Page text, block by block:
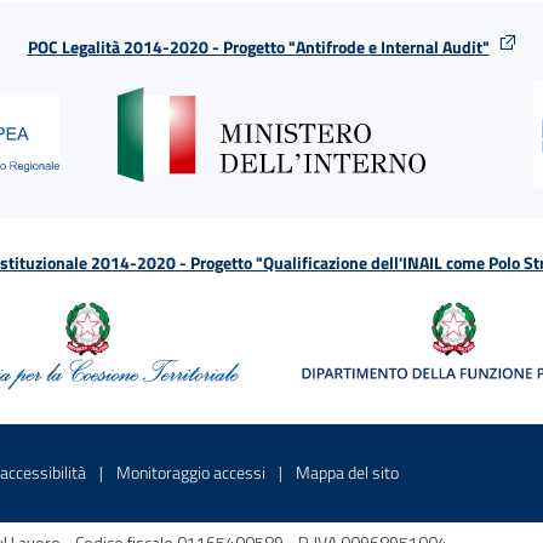
POC Legalità 2014-2020 - Progetto "Antifrode e Internal Audit"
2014-2020 - Progetto "Qualificazione dell'INAIL come Polo
una nuova finestraSito interno - Apre in una nuova finestra
Monitoraggio accessi Sito interno - Apre in una nuova
Mappa del sitoSito interno - Apre